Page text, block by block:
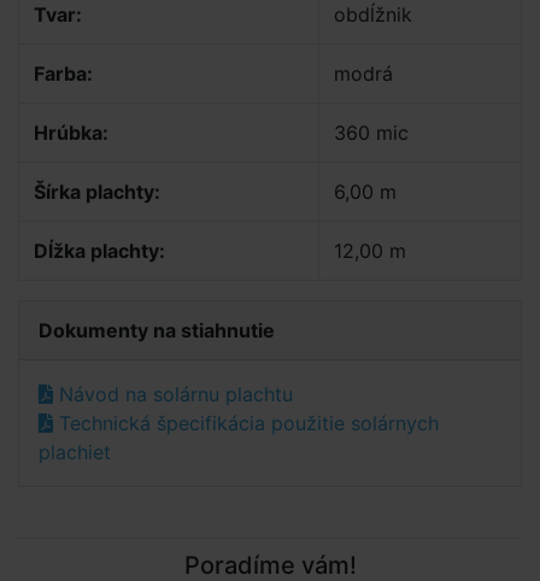
Tvar: obdĺžnik
Farba: modrá
Hrúbka: 360 mic
Šírka plachty: 6,00 m
Dĺžka plachty: 12,00 m
Dokumenty na stiahnutie
Návod na solárnu plachtu
Technická špecifikácia použitie solárnych
plachiet
Poradíme vám!